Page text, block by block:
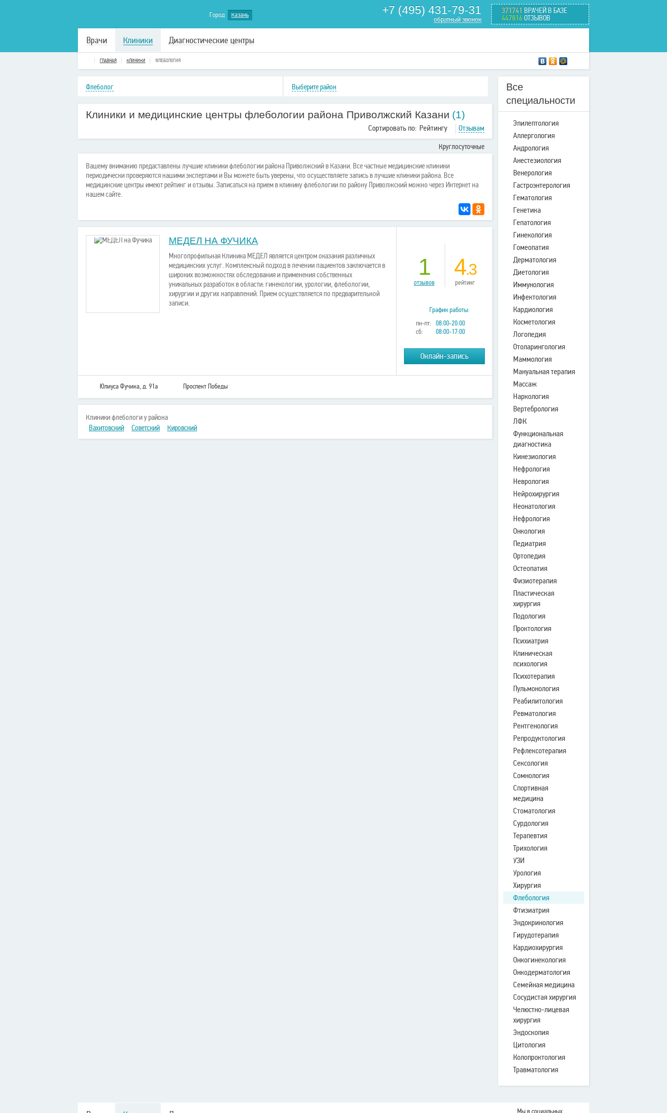
Город Казань +7 (495) 431-79-31
обратный звонок
371741 ВРАЧЕЙ В БАЗЕ
447816 ОТЗЫВОВ
Врачи Клиники Диагностические центры
ГЛАВНАЯ КЛИНИКИ ФЛЕБОЛОГИЯ
Флеболог Выберите район
Клиники и медицинские центры флебологии района Приволжский Казани (1)
Сортировать по: Рейтингу Отзывам
Круглосуточные
Вашему вниманию предаставлены лучшие клиники флебологии района Приволжский в Казани. Все частные медицинские клиники
периодически проверяются нашими экспертами и Вы можете быть уверены, что осуществляете запись в лучшие клиники района. Все
медицинские центры имеют рейтинг и отзывы. Записаться на прием в клинику флебологии по району Приволжский можно через Интернет на
нашем сайте.
1
отзывов
4.3
рейтинг
График работы:
пн-пт: 08:00-20:00
сб:
08:00-17:00
Онлайн-запись
МЕДЕЛ НА ФУЧИКА
Многопрофильная Клиника МЕДЕЛ является центром оказания различных
медицинских услуг. Комплексный подход в лечении пациентов заключается в
широких возможностях обследования и применения собственных
уникальных разработок в области: гинекологии, урологии, флебологии,
хирургии и других направлений. Прием осуществляется по предварительной
записи.
Юлиуса Фучика, д. 91а Проспект Победы
Клиники флебологи у района
Вахитовский
Советский Кировский
Все
специальности
Эпилептология
Аллергология
Андрология
Анестезиология
Венерология
Гастроэнтерология
Гематология
Генетика
Гепатология
Гинекология
Гомеопатия
Дерматология
Диетология
Иммунология
Инфектология
Кардиология
Косметология
Логопедия
Отоларингология
Маммология
Мануальная терапия
Массаж
Наркология
Вертебрология
ЛФК
Функциональная
диагностика
Кинезиология
Нефрология
Неврология
Нейрохирургия
Неонатология
Нефрология
Онкология
Педиатрия
Ортопедия
Остеопатия
Физиотерапия
Пластическая
хирургия
Подология
Проктология
Психиатрия
Клиническая
психология
Психотерапия
Пульмонология
Реабилитология
Ревматология
Рентгенология
Репродуктология
Рефлексотерапия
Сексология
Сомнология
Спортивная
медицина
Стоматология
Сурдология
Терапевтия
Трихология
УЗИ
Урология
Хирургия
Флебология
Фтизиатрия
Эндокринология
Гирудотерапия
Кардиохирургия
Онкогинекология
Онкодерматология
Семейная медицина
Сосудистая хирургия
Челюстно-лицевая
хирургия
Эндоскопия
Цитология
Колопроктология
Травматология